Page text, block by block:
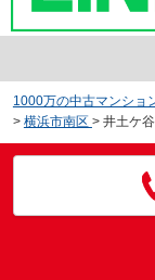
1000万の中古マンシ
> 横浜市南区 > 井土ケ